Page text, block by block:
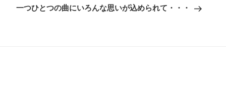
の
一つひとつの曲にいろんな思いが込められて・・・